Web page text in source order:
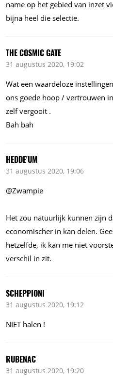
name op het gebied van inzet
bijna heel die selectie.
THE COSMIC GATE
31 augustus 2020, 19:02
Wat een waardeloze
ons goede hoop / vertrouwen
zelf vergooit .
Bah bah
HEDDE'UM
31 augustus 2020, 19:06
@Zwampie
Het zou natuurlijk kunnen zijn
economischer in kan delen.
hetzelfde, ik kan me niet
verschil in zit.
SCHEPPIONI
31 augustus 2020, 19:12
NIET halen !
RUBENAC
31 augustus 2020, 19:20